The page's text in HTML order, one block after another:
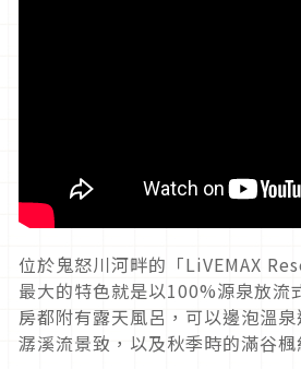
位於鬼怒川河畔的「LiVEMAX
最大的特色就是以100%源泉放流
房都附有露天風呂，可以邊泡溫
潺溪流景致，以及秋季時的滿谷楓